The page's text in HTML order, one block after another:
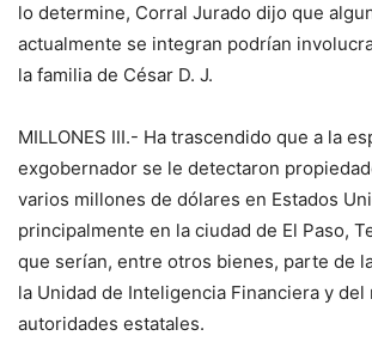
lo determine, Corral Jurado dijo que
actualmente se integran podrían
la familia de César D. J.
MILLONES III.- Ha trascendido que a la
exgobernador se le detectaron
varios millones de dólares en Estados
principalmente en la ciudad de El Paso,
que serían, entre otros bienes, parte de
la Unidad de Inteligencia Financiera y del
autoridades estatales.